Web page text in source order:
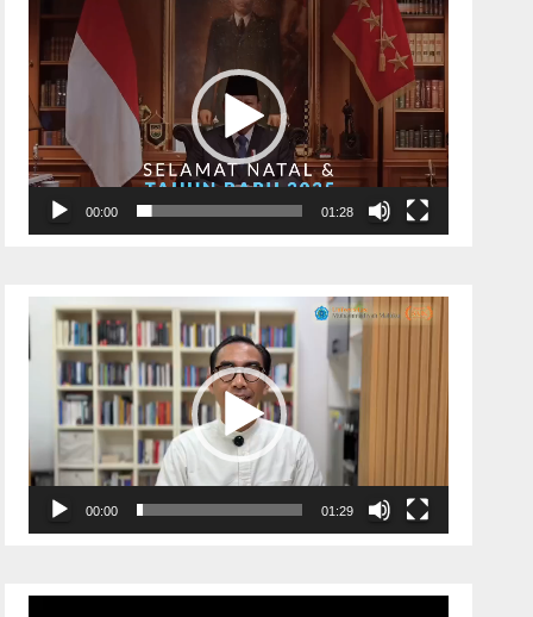
Pemutar
Video
00:00 01:28
Pemutar
Video
00:00 01:29